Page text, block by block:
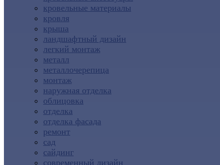
кровельные материалы
кровля
крыша
ландшафтный дизайн
легкий монтаж
металл
металлочерепица
монтаж
наружная отделка
облицовка
отделка
отделка фасада
ремонт
сад
сайдинг
современный дизайн